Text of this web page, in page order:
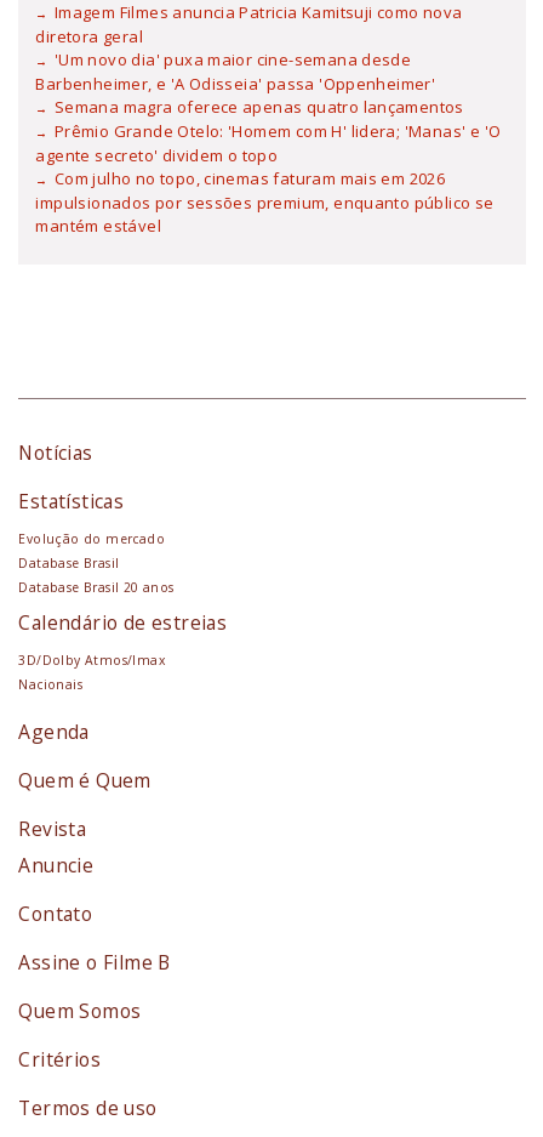
Imagem Filmes anuncia Patricia Kamitsuji como nova
diretora geral
'Um novo dia' puxa maior cine-semana desde
Barbenheimer, e 'A Odisseia' passa 'Oppenheimer'
Semana magra oferece apenas quatro lançamentos
Prêmio Grande Otelo: 'Homem com H' lidera; 'Manas' e 'O
agente secreto' dividem o topo
Com julho no topo, cinemas faturam mais em 2026
impulsionados por sessões premium, enquanto público se
mantém estável
Notícias
Estatísticas
Evolução do mercado
Database Brasil
Database Brasil 20 anos
Calendário de estreias
3D/Dolby Atmos/Imax
Nacionais
Agenda
Quem é Quem
Revista
Anuncie
Contato
Assine o Filme B
Quem Somos
Critérios
Termos de uso